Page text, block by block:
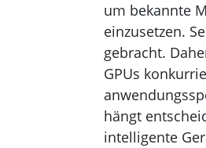
um bekannte
einzusetzen.
gebracht.
GPUs
hängt
intelligente